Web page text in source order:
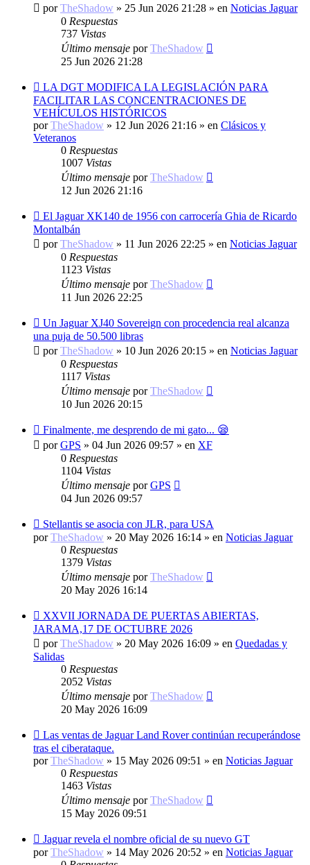
porTheShadow » 25 Jun 2026 21:28 » en Noticias Jaguar
0 Respuestas
737 Vistas
Último mensaje porTheShadow
25 Jun 2026 21:28
Nuevo
mensaje
LA DGT MODIFICA LA LEGISLACIÓN PARA
FACILITAR LAS CONCENTRACIONES DE
VEHÍCULOS HISTÓRICOS
porTheShadow » 12 Jun 2026 21:16 » en Clásicos y
Veteranos
0 Respuestas
1007 Vistas
Último mensaje porTheShadow
12 Jun 2026 21:16
Nuevo
mensaje
El Jaguar XK140 de 1956 con carrocería Ghia de Ricardo
Montalbán
porTheShadow » 11 Jun 2026 22:25 » en Noticias Jaguar
0 Respuestas
1123 Vistas
Último mensaje porTheShadow
11 Jun 2026 22:25
Nuevo
mensaje
Un Jaguar XJ40 Sovereign con procedencia real alcanza
una puja de 50.500 libras
porTheShadow » 10 Jun 2026 20:15 » en Noticias Jaguar
0 Respuestas
1117 Vistas
Último mensaje porTheShadow
10 Jun 2026 20:15
Nuevo
mensaje
Finalmente, me desprendo de mi gato... 😪
porGPS » 04 Jun 2026 09:57 » en XF
0 Respuestas
1104 Vistas
Último mensaje porGPS
04 Jun 2026 09:57
Nuevo
mensaje
Stellantis se asocia con JLR, para USA
porTheShadow » 20 May 2026 16:14 » en Noticias Jaguar
0 Respuestas
1379 Vistas
Último mensaje porTheShadow
20 May 2026 16:14
Nuevo
mensaje
XXVII JORNADA DE PUERTAS ABIERTAS,
JARAMA,17 DE OCTUBRE 2026
porTheShadow » 20 May 2026 16:09 » en Quedadas y
Salidas
0 Respuestas
2052 Vistas
Último mensaje porTheShadow
20 May 2026 16:09
Nuevo
mensaje
Las ventas de Jaguar Land Rover continúan recuperándose
tras el ciberataque.
porTheShadow » 15 May 2026 09:51 » en Noticias Jaguar
0 Respuestas
1463 Vistas
Último mensaje porTheShadow
15 May 2026 09:51
Nuevo
mensaje
Jaguar revela el nombre oficial de su nuevo GT
porTheShadow » 14 May 2026 20:52 » en Noticias Jaguar